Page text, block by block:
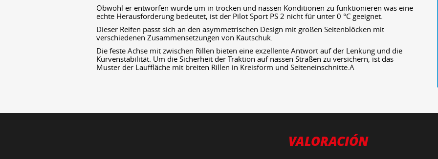
Obwohl er entworfen wurde um in trocken und nassen Konditionen zu funktionieren was eine
echte Herausforderung bedeutet, ist der Pilot Sport PS 2 nicht für unter 0 °C geeignet.
Dieser Reifen passt sich an den asymmetrischen Design mit großen Seitenblöcken mit
verschiedenen Zusammensetzungen von Kautschuk.
Die feste Achse mit zwischen Rillen bieten eine exzellente Antwort auf der Lenkung und die
Kurvenstabilität. Um die Sicherheit der Traktion auf nassen Straßen zu versichern, ist das
Muster der Lauffläche mit breiten Rillen in Kreisform und Seiteneinschnitte.A
VALORACIÓN